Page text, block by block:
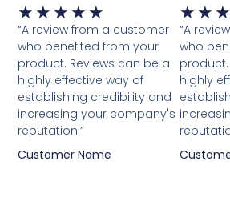
★ ★ ★ ★ ★ Waardering
5
van
5
“A review from a customer
who benefited from your
product. Reviews can be a
highly effective way of
establishing credibility and
increasing your company's
reputation.”
Customer Name
★ ★ ★
“A
who
highly